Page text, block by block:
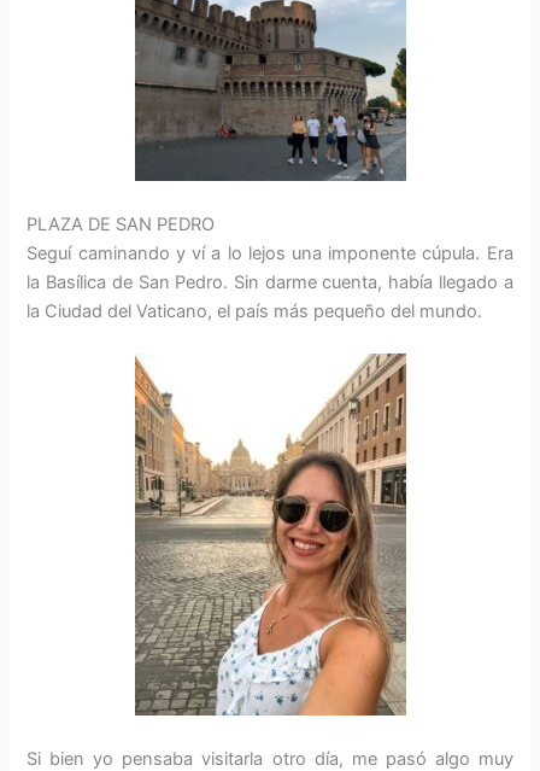
PLAZA DE SAN PEDRO
Seguí caminando y ví a lo lejos una imponente cúpula. Era
la Basílica de San Pedro. Sin darme cuenta, había llegado a
la Ciudad del Vaticano, el país más pequeño del mundo.
Si bien yo pensaba visitarla otro día, me pasó algo muy